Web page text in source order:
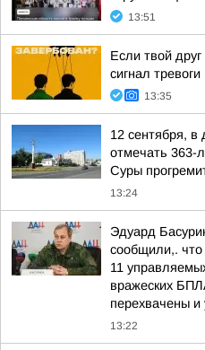
13:51
Если твой
сигнал тревоги
13:35
12 сентября, в
отмечать 363-
Суры
13:24
Эдуард
сообщили,.
11
вражеских
перехвачены и
13:22